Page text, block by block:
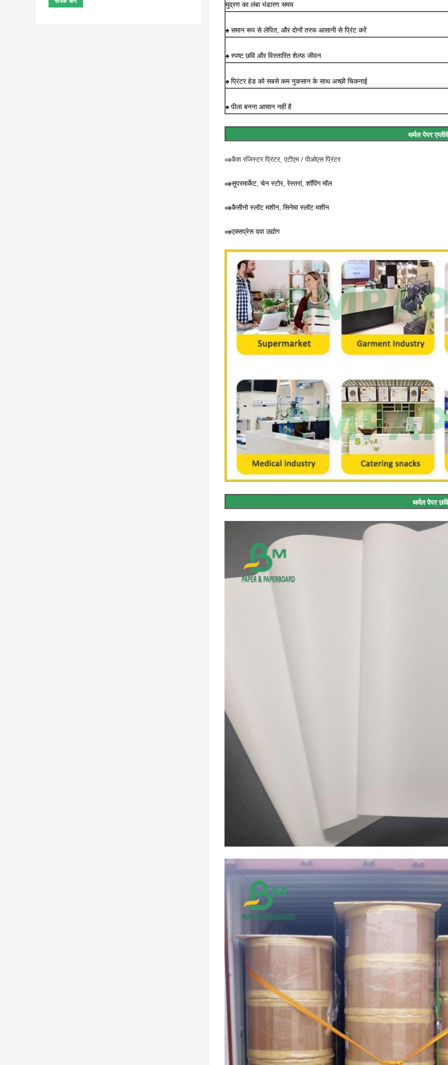
मुद्रण का लंबा भंडारण समय
♠ समान रूप से लेपित, और दोनों तरफ आसानी से प्रिंट करें
♠ स्पष्ट छवि और विस्तारित शेल्फ जीवन
♠ प्रिंटर हेड को सबसे कम नुकसान के साथ अच्छी चिकनाई
♠ पीला बनना आसान नहीं है
थर्मल पेपर
⇒कैश रजिस्टर प्रिंटर, एटीएम / पीओएस प्रिंटर
⇒सुपरमार्केट, चेन स्टोर, रेस्तरां, शॉपिंग मॉल
⇒कैसीनो स्लॉट मशीन, सिनेमा स्लॉट मशीन
⇒एक्सप्रेस दवा उद्योग
थर्मल पेपर